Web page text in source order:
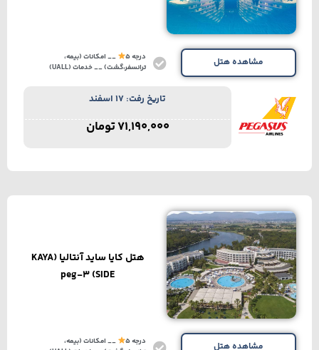
مشاهده هتل درجه 5
__ امکانات (بیمه،
ترانسفر،گشت) __ خدمات (UALL)
تاریخ رفت: 17 اسفند
71,190,000تومان
هتل کایا ساید آنتالیا (KAYA
SIDE) peg-3
مشاهده هتل درجه 5
__ امکانات (بیمه،